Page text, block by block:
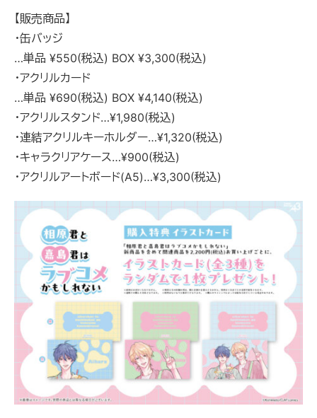
【販売商品】
・缶バッジ
…単品 ¥550(税込) BOX ¥3,300(税込)
・アクリルカード
…単品 ¥690(税込) BOX ¥4,140(税込)
・アクリルスタンド…¥1,980(税込)
・連結アクリルキーホルダー…¥1,320(税込)
・キャラクリアケース…¥900(税込)
・アクリルアートボード(A5)…¥3,300(税込)